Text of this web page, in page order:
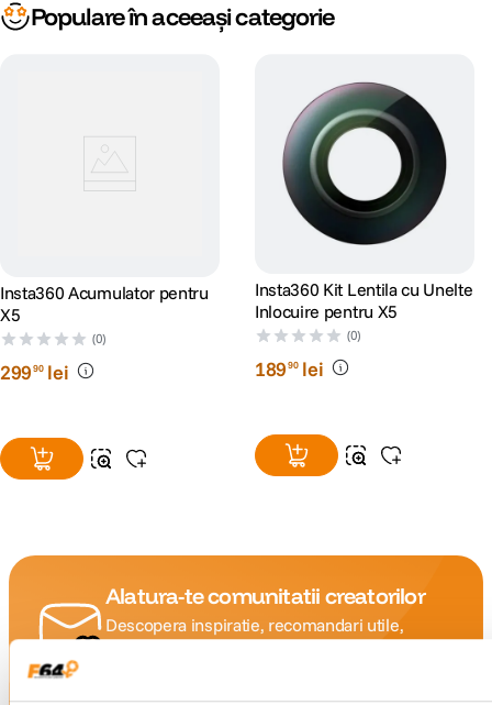
Populare în aceeași categorie
Insta360 Acumulator pentru
X5
(0)
29990 lei
Insta360 Kit Lentila cu Unelte
Inlocuire pentru X5
(0)
18990 lei
Alatura-te comunitatii creatorilor
Descopera inspiratie, recomandari utile,
ghiduri foto-video si oferte pregatite special